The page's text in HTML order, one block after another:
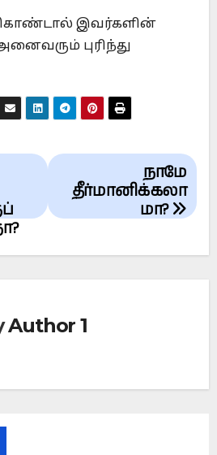
கொண்டால் இவர்களின்
புரிந்து
நாமே
தீர்மானிக்கலா
மா?
Author 1